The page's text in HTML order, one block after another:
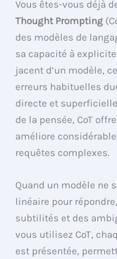
Vous êtes-vous déjà
Thought Prompting
des modèles de
sa capacité à
jacent d’un modèle,
erreurs habituelles
directe et
de la pensée, CoT
améliore
requêtes complexes.
Quand un modèle ne
linéaire pour
subtilités et des
vous utilisez CoT,
est présentée,